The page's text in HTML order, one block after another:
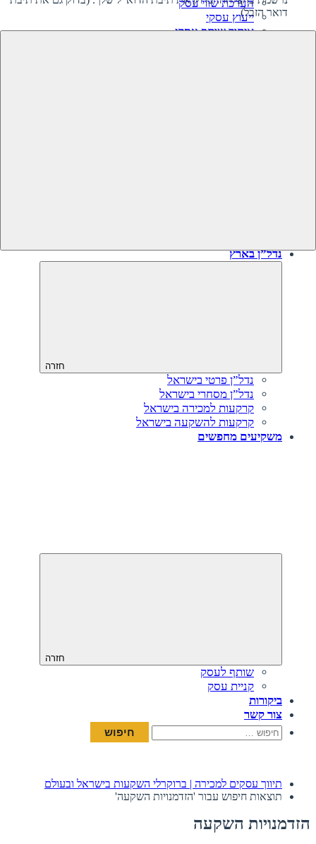
דואר הזבל)
הערכת שווי עסק
ייעוץ עסקי
איתור שותף עסקי
נדל”ן בארץ
חזרה
נדל”ן פרטי בישראל
נדל”ן מסחרי בישראל
קרקעות למכירה בישראל
קרקעות להשקעה בישראל
משקיעים מחפשים
חזרה
שותף לעסק
קניית עסק
ביקורות
צור קשר
חיפוש:
תיווך עסקים למכירה | ברוקרלי השקעות בישראל ובעולם
תוצאות חיפוש עבור 'הזדמנויות השקעה'
הזדמנויות השקעה